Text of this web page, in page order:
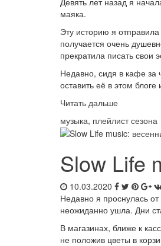
маяка.
Эту историю я
получается очень
прекратила писать
Недавно, сидя в кафе за
оставить её в этом
Читать дальше
музыка, плейлист сезона
Slow Life
10.03.2020
Недавно я проснулась
неожиданно ушла. Дни
В магазинах, ближе к
не положив цветы в